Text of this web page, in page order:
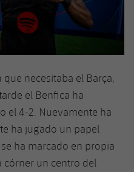
necesitaba el Barça,
el Benfica ha
el 4-2. Nuevamente ha
ha jugado un papel
ha marcado en propia
córner un centro del